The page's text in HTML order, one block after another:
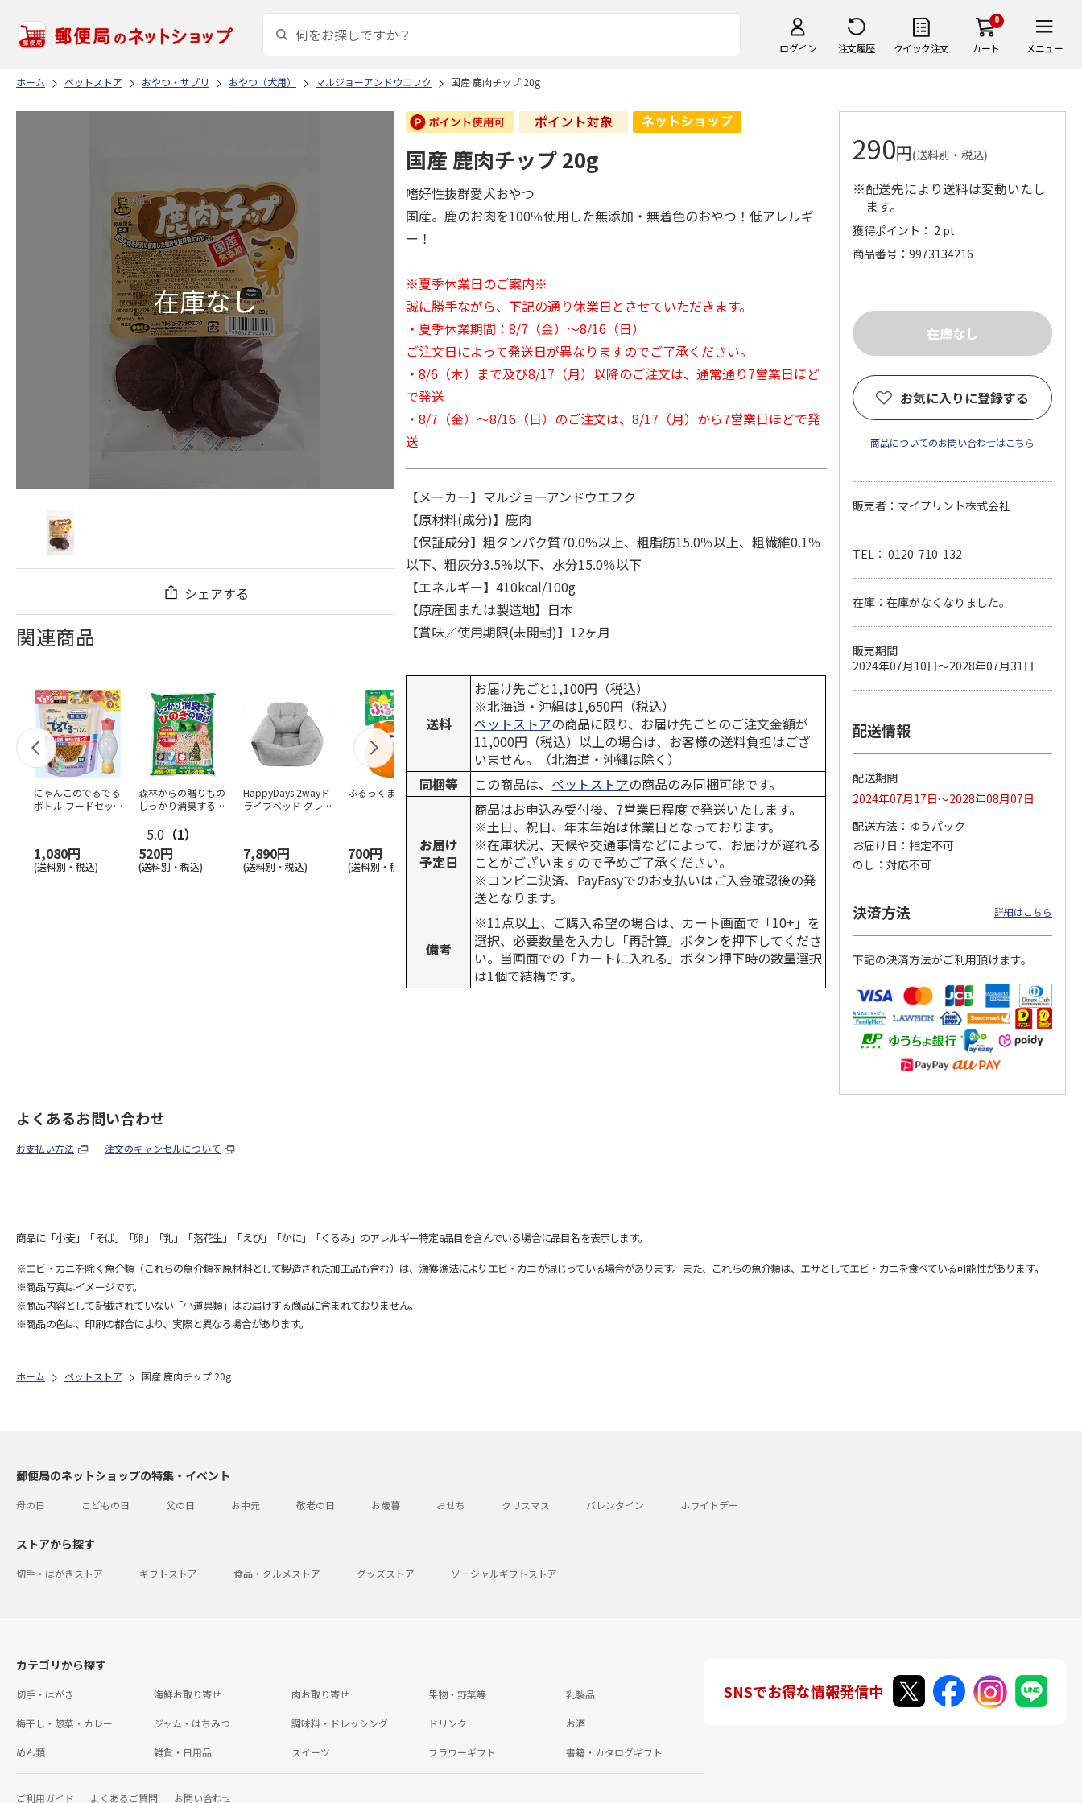
ログイン 注文履歴 クイック注文
0
カート メニュー
ホーム ペットストア おやつ・サプリ おやつ（犬用） マルジョーアンドウエフク 国産 鹿肉チップ 20g
シェアする
関連商品
にゃんこのでるでる
ボトル フードセッ
1,080円
(送料別・税込)
森林からの贈りもの
しっかり消臭するひ
5.0 （1）
520円
(送料別・税込)
HappyDays 2wayド
ライブベッド グレ
7,890円
(送料別・税込)
ふるっくま みかん
700円
(送料別・税込)
デオトイレ 飛び散
らない消臭・抗菌サ
ンド 4L
1,320円
(送料別・税込)
獣医師開発 ニオイ
をとる砂専用 猫ト
イレ ナチュラルグ
レー
1,550円
(送料別・税込)
無添加良品 カムカ
ムデンタルコーン
ぐるぐるボーン型 S
…
470円
(送料別・税込)
銀のスプーン パウ
チ 健康に育つ子ね
こ用 まぐろ・かつ
おに
120円
ペット線香 虹のか
なた フルーティフ
ローラルの香り
590円
(送料別・税込)
CIAO 香り立つクラ
ンキー ちゅ～る和
国産 鹿肉チップ 20g
嗜好性抜群愛犬おやつ
国産。鹿のお肉を100％使用した無添加・無着色のおやつ！低アレルギ
ー！
※夏季休業日のご案内※
誠に勝手ながら、下記の通り休業日とさせていただきます。
・夏季休業期間：8/7（金）～8/16（日）
ご注文日によって発送日が異なりますのでご了承ください。
・8/6（木）まで及び8/17（月）以降のご注文は、通常通り7営業日ほど
で発送
・8/7（金）～8/16（日）のご注文は、8/17（月）から7営業日ほどで発
送
【メーカー】マルジョーアンドウエフク
【原材料(成分)】鹿肉
【保証成分】粗タンパク質70.0％以上、粗脂肪15.0％以上、粗繊維0.1％
以下、粗灰分3.5％以下、水分15.0％以下
【エネルギー】410kcal/100g
【原産国または製造地】日本
【賞味／使用期限(未開封)】12ヶ月
送料
お届け先ごと1,100円（税込）
※北海道・沖縄は1,650円（税込）
ペットストアの商品に限り、お届け先ごとのご注文金額が
11,000円（税込）以上の場合は、お客様の送料負担はござ
いません。（北海道・沖縄は除く）
同梱等
この商品は、ペットストアの商品のみ同梱可能です。
お届け
予定日
商品はお申込み受付後、7営業日程度で発送いたします。
※土日、祝日、年末年始は休業日となっております。
※在庫状況、天候や交通事情などによって、お届けが遅れる
ことがございますので予めご了承ください。
※コンビニ決済、PayEasyでのお支払いはご入金確認後の発
送となります。
備考
※11点以上、ご購入希望の場合は、カート画面で「10+」を
選択、必要数量を入力し「再計算」ボタンを押下してくださ
い。当画面での「カートに入れる」ボタン押下時の数量選択
は1個で結構です。
290円(送料別・税込)
※配送先により送料は変動いたし
ます。
獲得ポイント： 2 pt
商品番号
9973134216
お気に入りに登録する
商品についてのお問い合わせはこちら
販売者：マイプリント株式会社
TEL： 0120-710-132
在庫：在庫がなくなりました。
販売期間
2024年07月10日～2028年07月31日
配送情報
配送期間
2024年07月17日～2028年08月07日
配送方法
ゆうパック
お届け日
指定不可
のし
対応不可
決済方法 詳細はこちら
下記の決済方法がご利用頂けます。
よくあるお問い合わせ
お支払い方法 注文のキャンセルについて
商品に「小麦」「そば」「卵」「乳」「落花生」「えび」「かに」「くるみ」のアレルギー特定8品目を含んでいる場合に品目名を表示します。
※エビ・カニを除く魚介類（これらの魚介類を原材料として製造された加工品も含む）は、漁獲漁法によりエビ・カニが混じっている場合があります。また、これらの魚介類は、エサとしてエビ・カニを食べている可能性があります。
※商品写真はイメージです。
※商品内容として記載されていない「小道具類」はお届けする商品に含まれておりません。
※商品の色は、印刷の都合により、実際と異なる場合があります。
ホーム ペットストア 国産 鹿肉チップ 20g
郵便局のネットショップの特集・イベント
母の日 こどもの日 父の日 お中元 敬老の日 お歳暮 おせち クリスマス バレンタイン ホワイトデー
ストアから探す
切手・はがきストア ギフトストア 食品・グルメストア グッズストア ソーシャルギフトストア
カテゴリから探す
切手・はがき 海鮮お取り寄せ 肉お取り寄せ 果物・野菜等 乳製品
梅干し・惣菜・カレー ジャム・はちみつ 調味料・ドレッシング ドリンク お酒
めん類 雑貨・日用品 スイーツ フラワーギフト 書籍・カタログギフト
ご利用ガイド よくあるご質問 お問い合わせ
SNSでお得な情報発信中